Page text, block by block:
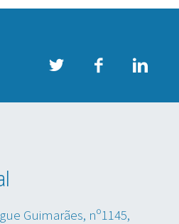
Guimarães, nº1145,